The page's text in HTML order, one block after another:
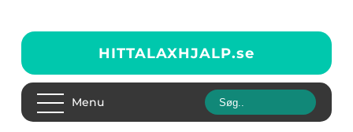
HITTALAXHJALP.se
Menu